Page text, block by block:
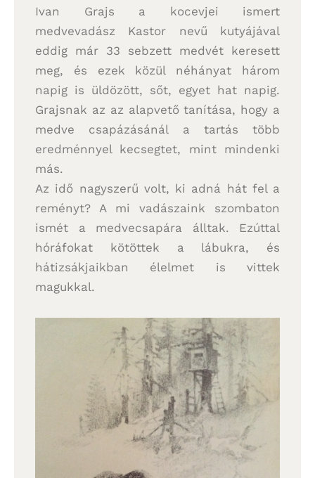
Ivan Grajs a kocevjei ismert
medvevadász Kastor nevű kutyájával
eddig már 33 sebzett medvét keresett
meg, és ezek közül néhányat három
napig is üldözött, sőt, egyet hat napig.
Grajsnak az az alapvető tanítása, hogy a
medve csapázásánál a tartás több
eredménnyel kecsegtet, mint mindenki
más.
Az idő nagyszerű volt, ki adná hát fel a
reményt? A mi vadászaink szombaton
ismét a medvecsapára álltak. Ezúttal
hóráfokat kötöttek a lábukra, és
hátizsákjaikban élelmet is vittek
magukkal.